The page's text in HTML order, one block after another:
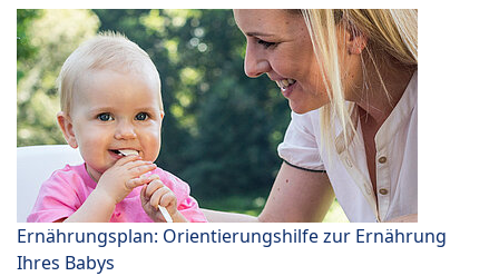
Ernährungsplan: Orientierungshilfe zur Ernährung
Ihres Babys